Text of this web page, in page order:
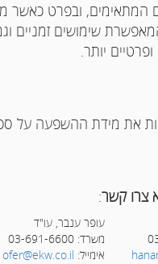
המתאימים, ובפרט כאשר
שימושים זמניים
יותר.
את מידת ההשפעה על
צרו קשר:
עופר ענבר, עו"ד
משרד: 03-691-6600
אימייל: ofer@ekw.co.il